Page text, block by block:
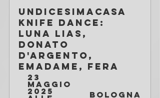
UNDICESIMACASA
knife dance:
LUNA LIAS,
DONATO
D'ARGENTO,
EMADAME, FERA
23
maggio
2025 Bologna